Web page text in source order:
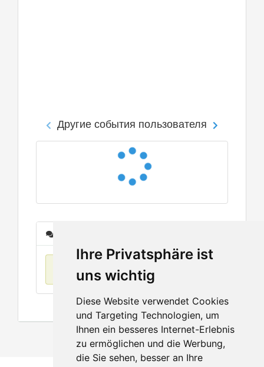
Ihre Privatsphäre ist
uns wichtig
Diese Website verwendet Cookies
und Targeting Technologien, um
Ihnen ein besseres Internet-Erlebnis
zu ermöglichen und die Werbung,
die Sie sehen, besser an Ihre
Другие события пользователя